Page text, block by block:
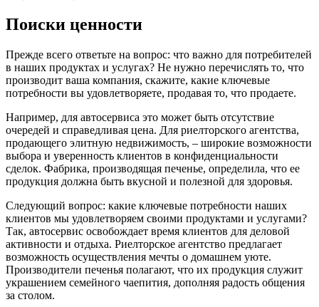
Поиски ценности
Прежде всего ответьте на вопрос: что важно для потребителей
в наших продуктах и услугах? Не нужно перечислять то, что
производит ваша компания, скажите, какие ключевые
потребности вы удовлетворяете, продавая то, что продаете.
Например, для автосервиса это может быть отсутствие
очередей и справедливая цена. Для риелторского агентства,
продающего элитную недвижимость, – широкие возможности
выбора и уверенность клиентов в конфиденциальности
сделок. Фабрика, производящая печенье, определила, что ее
продукция должна быть вкусной и полезной для здоровья.
Следующий вопрос: какие ключевые потребности наших
клиентов мы удовлетворяем своими продуктами и услугами?
Так, автосервис освобождает время клиентов для деловой
активности и отдыха. Риелторское агентство предлагает
возможность осуществления мечты о домашнем уюте.
Производители печенья полагают, что их продукция служит
украшением семейного чаепития, дополняя радость общения
за столом.